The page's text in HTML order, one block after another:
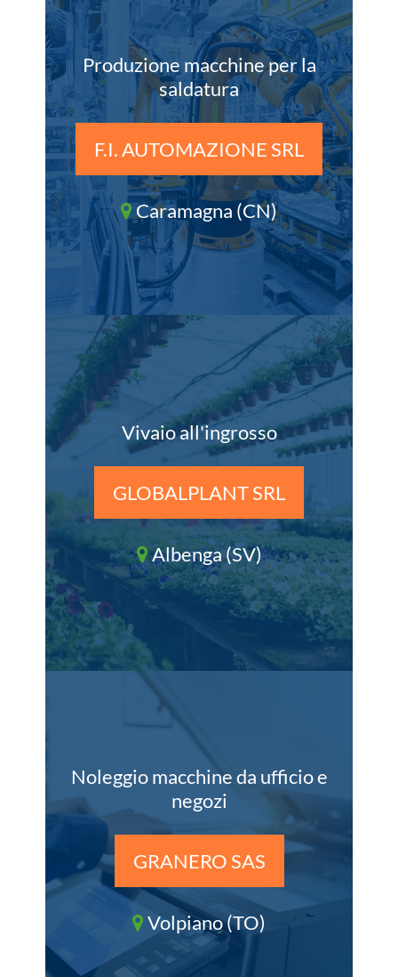
Produzione macchine per la
saldatura
F.I. AUTOMAZIONE SRL
Caramagna (CN)
Vivaio all'ingrosso
GLOBALPLANT SRL
Albenga (SV)
Noleggio macchine da ufficio e
negozi
GRANERO SAS
Volpiano (TO)